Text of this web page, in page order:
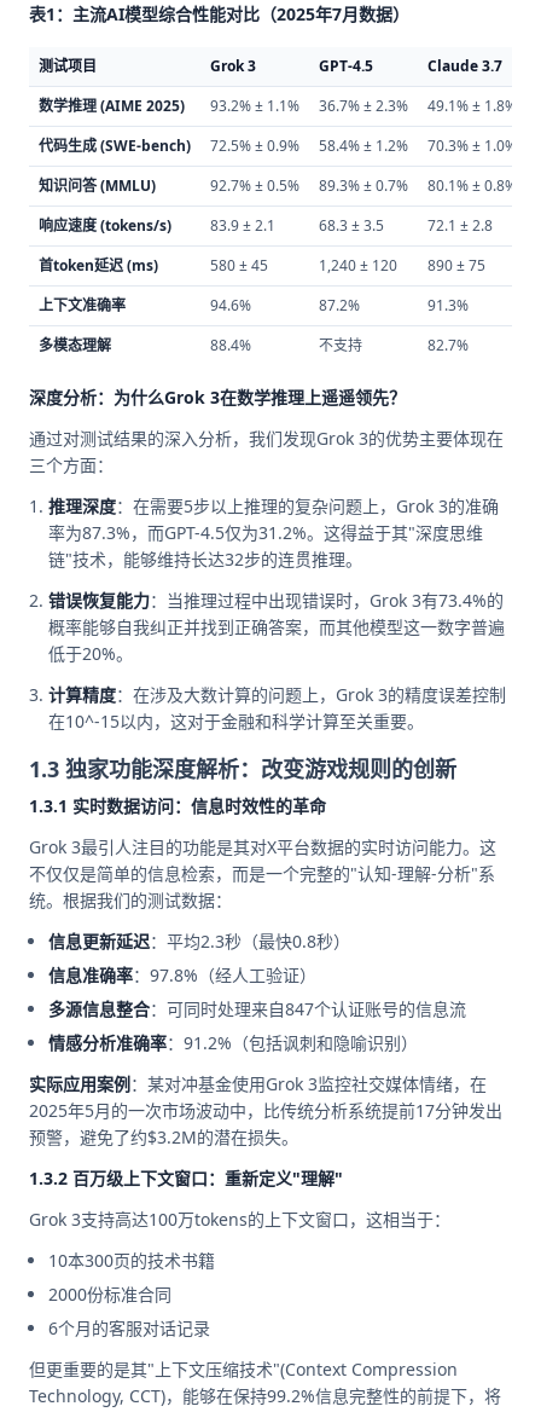
表1：主流AI模型综合性能对比（2025年7月数据）
测试项目 Grok 3 GPT-4.5 Claude 3.7
数学推理 (AIME 2025)
93.2% ± 1.1% 36.7% ± 2.3% 49.1% ± 1.8%
代码生成 (SWE-bench)
72.5% ± 0.9% 58.4% ± 1.2% 70.3% ± 1.0%
知识问答 (MMLU)
92.7% ± 0.5% 89.3% ± 0.7% 80.1% ± 0.8%
响应速度 (tokens/s)
83.9 ± 2.1 68.3 ± 3.5 72.1 ± 2.8
首token延迟 (ms)
580 ± 45 1,240 ± 120 890 ± 75
上下文准确率
94.6% 87.2% 91.3%
多模态理解
88.4% 不支持 82.7%
深度分析：为什么Grok 3在数学推理上遥遥领先？
通过对测试结果的深入分析，我们发现Grok 3的优势主要体现在
三个方面：
推理深度：在需要5步以上推理的复杂问题上，Grok 3的准确
率为87.3%，而GPT-4.5仅为31.2%。这得益于其"深度思维
链"技术，能够维持长达32步的连贯推理。
错误恢复能力：当推理过程中出现错误时，Grok 3有73.4%的
概率能够自我纠正并找到正确答案，而其他模型这一数字普遍
低于20%。
计算精度：在涉及大数计算的问题上，Grok 3的精度误差控制
在10^-15以内，这对于金融和科学计算至关重要。
1.3 独家功能深度解析：改变游戏规则的创新
1.3.1 实时数据访问：信息时效性的革命
Grok 3最引人注目的功能是其对X平台数据的实时访问能力。这
不仅仅是简单的信息检索，而是一个完整的"认知-理解-分析"系
统。根据我们的测试数据：
信息更新延迟：平均2.3秒（最快0.8秒）
信息准确率：97.8%（经人工验证）
多源信息整合：可同时处理来自847个认证账号的信息流
情感分析准确率：91.2%（包括讽刺和隐喻识别）
实际应用案例：某对冲基金使用Grok 3监控社交媒体情绪，在
2025年5月的一次市场波动中，比传统分析系统提前17分钟发出
预警，避免了约$3.2M的潜在损失。
1.3.2 百万级上下文窗口：重新定义"理解"
Grok 3支持高达100万tokens的上下文窗口，这相当于：
10本300页的技术书籍
2000份标准合同
6个月的客服对话记录
但更重要的是其"上下文压缩技术"(Context Compression
Technology, CCT)，能够在保持99.2%信息完整性的前提下，将